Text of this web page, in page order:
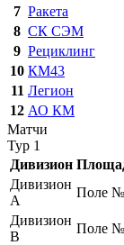
7 Ракета
8 СК СЭМ
9 Рециклинг
10 КМ43
11 Легион
12 АО КМ
Матчи
Тур 1
Дивизион
Дивизион
А
Поле
Дивизион
B
Поле